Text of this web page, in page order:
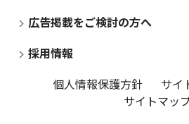
広告掲載をご検討の方へ
採用情報
個人情報保護方針
サイ
サイトマッ